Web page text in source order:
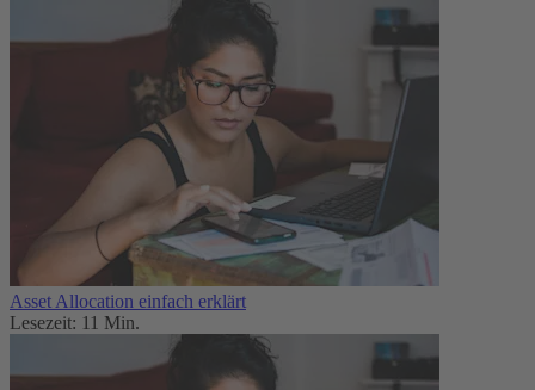
Asset Allocation einfach erklärt
Lesezeit: 11 Min.